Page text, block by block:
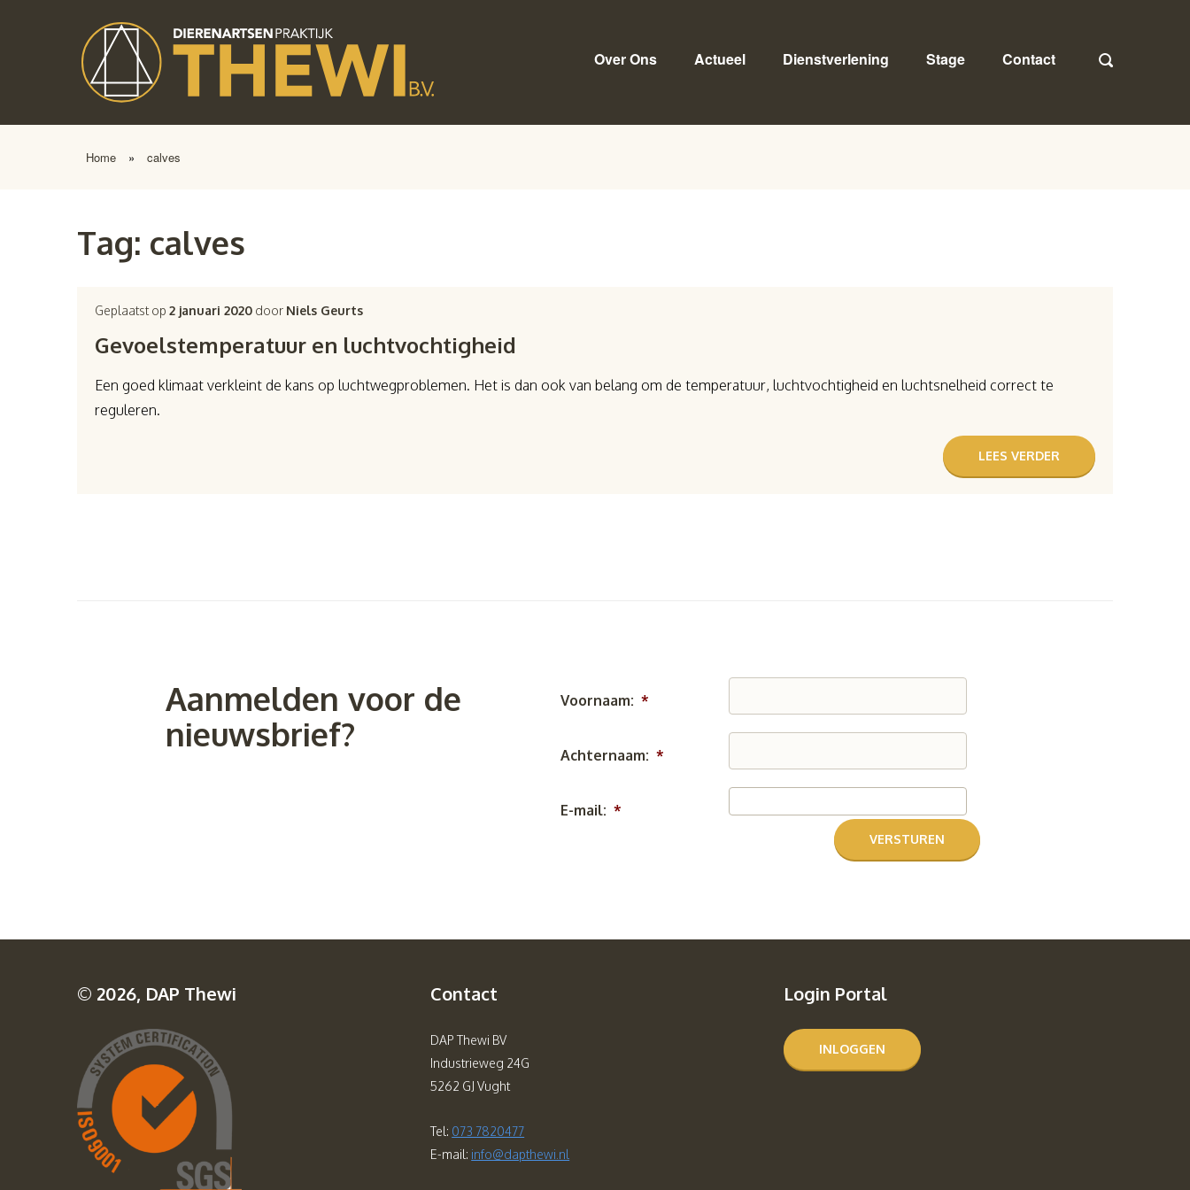
Over Ons Actueel Dienstverlening Stage Contact
Home » calves
Tag: calves
Geplaatst op2 januari 2020 door Niels Geurts
Gevoelstemperatuur en luchtvochtigheid
Een goed klimaat verkleint de kans op luchtwegproblemen. Het is dan ook van belang om de temperatuur, luchtvochtigheid en luchtsnelheid correct te
reguleren.
LEES VERDER
Aanmelden voor de
nieuwsbrief?
Voornaam: *
Achternaam: *
E-mail: *
© 2026, DAP Thewi Contact
DAP Thewi BV
Industrieweg 24G
5262 GJ Vught
Tel: 073 7820477
E-mail: info@dapthewi.nl
Login Portal
INLOGGEN